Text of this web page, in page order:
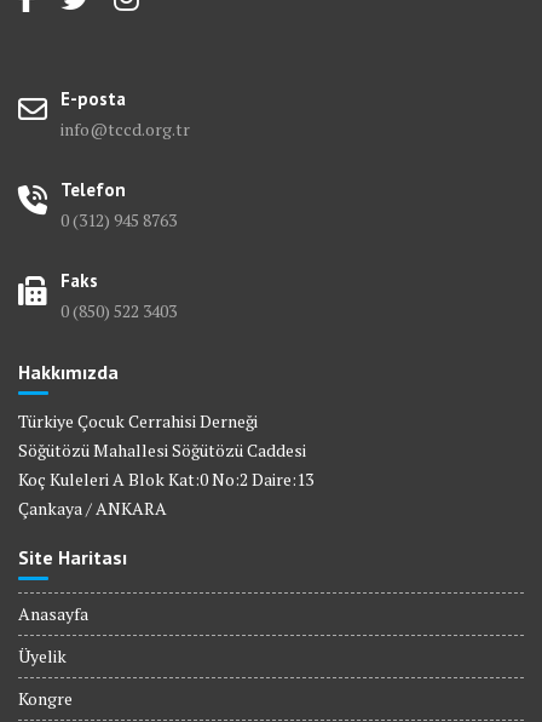
E-posta
info@tccd.org.tr
Telefon
0 (312) 945 8763
Faks
0 (850) 522 3403
Hakkımızda
Türkiye Çocuk Cerrahisi Derneği
Söğütözü Mahallesi Söğütözü Caddesi
Koç Kuleleri A Blok Kat:0 No:2 Daire:13
Çankaya / ANKARA
Site Haritası
Anasayfa
Üyelik
Kongre